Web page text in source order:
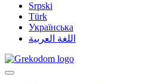
Srpski
Türk
Українська
اللغة العربية